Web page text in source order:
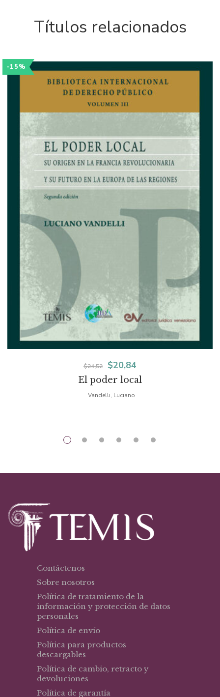
Títulos relacionados
-15%
El poder local
$24,52
El
precio
original
$24,52.
$20,84
precio
$20,84.
Vandelli, Luciano
Contáctenos
Sobre nosotros
Política de tratamiento de la
información y protección de datos
personales
Política de envío
Política para productos
descargables
Política de cambio, retracto y
devoluciones
Política de garantía